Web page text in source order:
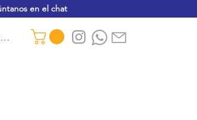
en el chat
sesión